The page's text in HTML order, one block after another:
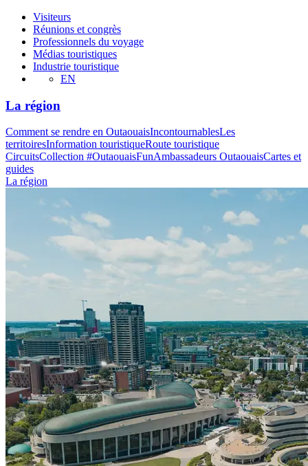
Visiteurs
Réunions et congrès
Professionnels du voyage
Médias touristiques
Industrie touristique
EN
La région
Comment se rendre en OutaouaisIncontournablesLes
territoiresInformation touristiqueRoute touristique
CircuitsCollection #OutaouaisFunAmbassadeurs OutaouaisCartes et
guides
La région